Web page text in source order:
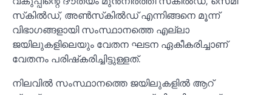
സ്‌കില്‍ഡ്, അണ്‍സ്‌കില്‍ഡ് എന്നിങ്ങനെ മൂന്ന്
വിഭാഗങ്ങളായി സംസ്ഥാനത്തെ എല്ലാ
ജയിലുകളിലെയും വേതന ഘടന ഏകീകരിച്ചാണ്
വേതനം പരിഷ്‌കരിച്ചിട്ടുള്ളത്.
നിലവില്‍ സംസ്ഥാനത്തെ ജയിലുകളില്‍ ആറ്